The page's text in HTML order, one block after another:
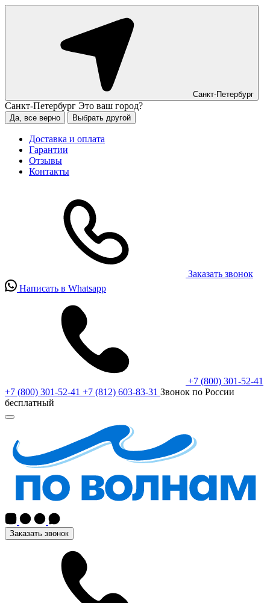
Санкт-Петербург
Санкт-Петербург Это ваш город?
Да, все верно Выбрать другой
Доставка и оплата
Гарантии
Отзывы
Контакты
Заказать звонок
Написать в Whatsapp
+7 (800) 301-52-41
+7 (800) 301-52-41 +7 (812) 603-83-31 Звонок по России
бесплатный
Заказать звонок